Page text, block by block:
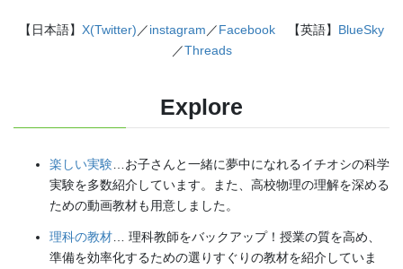
【日本語】 X(Twitter)／instagram／Facebook 【英語】 BlueSky
／Threads
Explore
楽しい実験…お子さんと一緒に夢中になれるイチオシの科学
実験を多数紹介しています。また、高校物理の理解を深める
ための動画教材も用意しました。
理科の教材 … 理科教師をバックアップ！授業の質を高め、
準備を効率化するための選りすぐりの教材を紹介していま